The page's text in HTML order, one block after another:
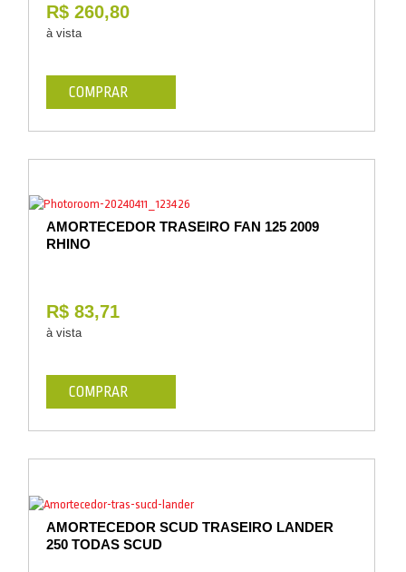
R$ 260,80
à vista
COMPRAR
AMORTECEDOR TRASEIRO FAN 125 2009
RHINO
R$ 83,71
à vista
COMPRAR
AMORTECEDOR SCUD TRASEIRO LANDER
250 TODAS SCUD